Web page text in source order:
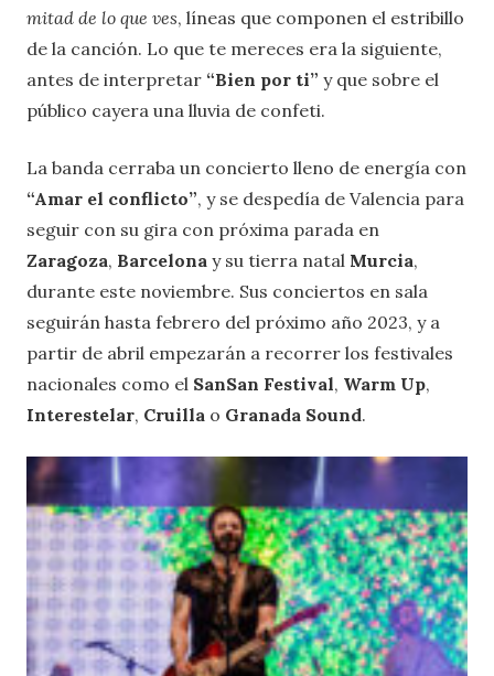
mitad de lo que ves, líneas que componen el estribillo
de la canción. Lo que te mereces era la siguiente,
antes de interpretar “Bien por ti” y que sobre el
público cayera una lluvia de confeti.
La banda cerraba un concierto lleno de energía con
“Amar el conflicto”, y se despedía de Valencia para
seguir con su gira con próxima parada en
Zaragoza, Barcelona y su tierra natal Murcia,
durante este noviembre. Sus conciertos en sala
seguirán hasta febrero del próximo año 2023, y a
partir de abril empezarán a recorrer los festivales
nacionales como el SanSan Festival, Warm Up,
Interestelar, Cruilla o Granada Sound.